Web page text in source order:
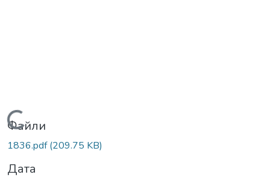
Вантажиться...
Файли
1836.pdf(209.75 KB)
Дата